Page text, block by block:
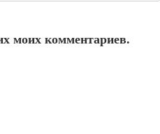
моих комментариев.